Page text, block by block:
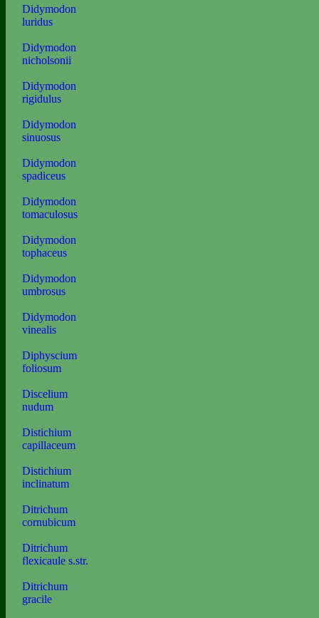
Didymodon
luridus
Didymodon
nicholsonii
Didymodon
rigidulus
Didymodon
sinuosus
Didymodon
spadiceus
Didymodon
tomaculosus
Didymodon
tophaceus
Didymodon
umbrosus
Didymodon
vinealis
Diphyscium
foliosum
Discelium
nudum
Distichium
capillaceum
Distichium
inclinatum
Ditrichum
cornubicum
Ditrichum
flexicaule s.str.
Ditrichum
gracile